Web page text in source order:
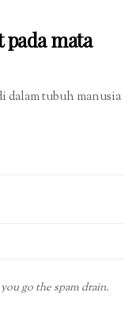
pada mata
dalam tubuh manusia
go the spam drain.